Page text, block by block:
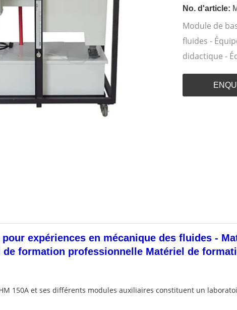
No. d'article:
Module de
fluides -
didactique -
pour expériences en mécanique des fluides -
formation professionnelle Matériel de
150A et ses différents modules auxiliaires constituent un